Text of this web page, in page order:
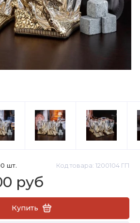
шт. Код товара: 1200104 ГП
руб
Купить